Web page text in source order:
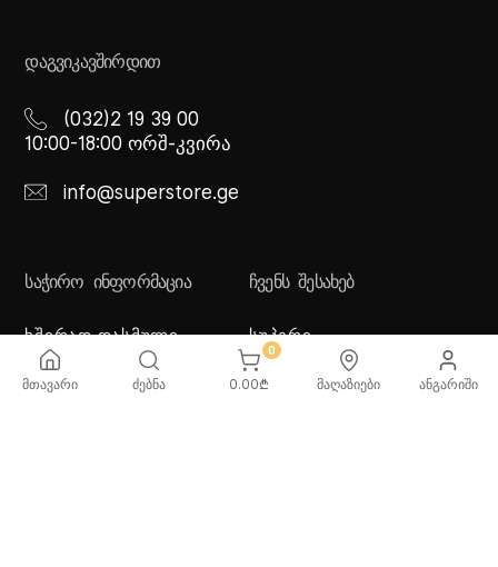
ᲓᲐᲒᲕᲘᲙᲐᲕᲨᲘᲠᲓᲘᲗ
(032)2 19 39 00
10:00-18:00 ორშ-კვირა
info@superstore.ge
ᲡᲐᲭᲘᲠᲝ ᲘᲜᲤᲝᲠᲛᲐᲪᲘᲐ
ხშირად დასმული
კითხვები
მიწოდების სერვისი
გადახდის მეთოდები
ᲩᲕᲔᲜᲡ ᲨᲔᲡᲐᲮᲔᲑ
სუპერი
სუპერი სათამაშოები
ჩვენი მაღაზიები
მთავარი ძებნა
0
0.00₾ მაღაზიები ანგარიში